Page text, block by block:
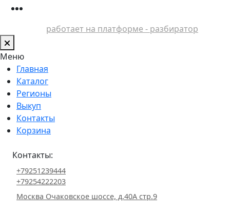
работает на платформе - разбиратор
Меню
Главная
Каталог
Регионы
Выкуп
Контакты
Корзина
Контакты:
+79251239444
+79254222203
Москва Очаковское шоссе, д.40А стр.9